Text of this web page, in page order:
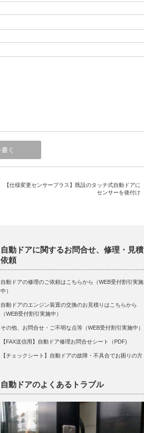
【仕様変更センサープラス】既設のタッチ式自動ドアに
センサーを後付け
自動ドアに関するお問合せ、修理・見積
依頼
自動ドアの修理のご依頼はこちらから（WEB受付割引実施
中）
自動ドアのエンジン装置の交換のお見積りはこちらから
（WEB受付割引実施中）
その他、お問合せ・ご不明な点等（WEB受付割引実施中）
【FAX送信用】自動ドア修理お問合せシート（PDF)
【チェックシート】自動ドアの故障・不具合でお困りの方
自動ドアのよくあるトラブル